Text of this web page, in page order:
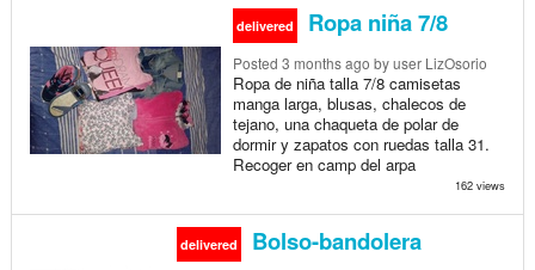
delivered Ropa niña 7/8
Posted 3 months ago by user LizOsorio
Ropa de niña talla 7/8 camisetas
manga larga, blusas, chalecos de
tejano, una chaqueta de polar de
dormir y zapatos con ruedas talla 31.
Recoger en camp del arpa
162 views
delivered Bolso-bandolera